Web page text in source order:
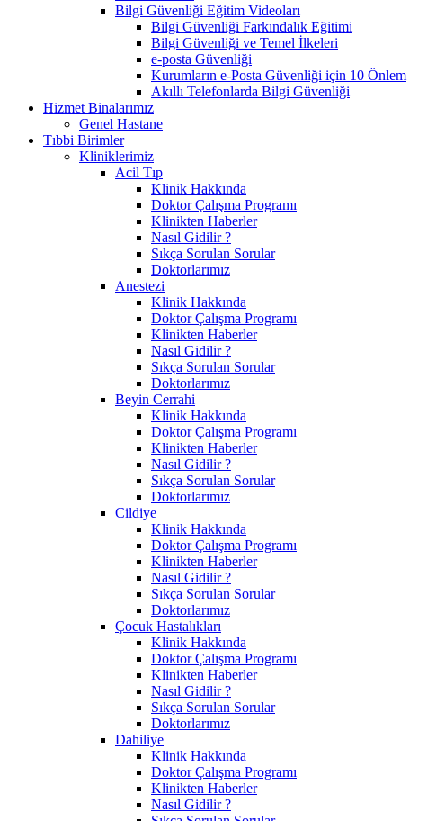
Bilgi Güvenliği Eğitim Videoları
Bilgi Güvenliği Farkındalık Eğitimi
Bilgi Güvenliği ve Temel İlkeleri
e-posta Güvenliği
Kurumların e-Posta Güvenliği için 10 Önlem
Akıllı Telefonlarda Bilgi Güvenliği
Hizmet Binalarımız
Genel Hastane
Tıbbi Birimler
Kliniklerimiz
Acil Tıp
Klinik Hakkında
Doktor Çalışma Programı
Klinikten Haberler
Nasıl Gidilir ?
Sıkça Sorulan Sorular
Doktorlarımız
Anestezi
Klinik Hakkında
Doktor Çalışma Programı
Klinikten Haberler
Nasıl Gidilir ?
Sıkça Sorulan Sorular
Doktorlarımız
Beyin Cerrahi
Klinik Hakkında
Doktor Çalışma Programı
Klinikten Haberler
Nasıl Gidilir ?
Sıkça Sorulan Sorular
Doktorlarımız
Cildiye
Klinik Hakkında
Doktor Çalışma Programı
Klinikten Haberler
Nasıl Gidilir ?
Sıkça Sorulan Sorular
Doktorlarımız
Çocuk Hastalıkları
Klinik Hakkında
Doktor Çalışma Programı
Klinikten Haberler
Nasıl Gidilir ?
Sıkça Sorulan Sorular
Doktorlarımız
Dahiliye
Klinik Hakkında
Doktor Çalışma Programı
Klinikten Haberler
Nasıl Gidilir ?